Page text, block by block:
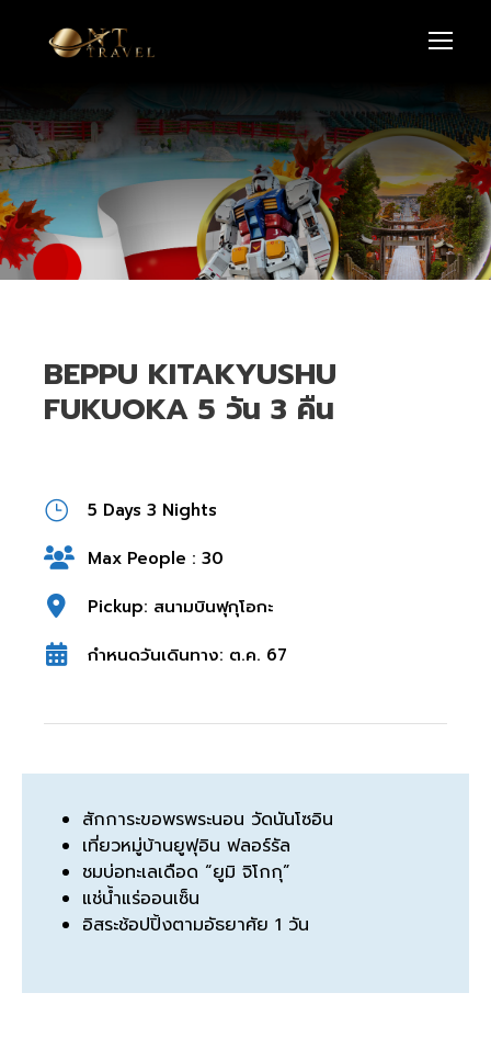
BEPPU KITAKYUSHU
FUKUOKA 5 วัน 3 คืน
5 Days 3 Nights
Max People : 30
Pickup: สนามบินฟุกุโอกะ
กำหนดวันเดินทาง: ต.ค. 67
สักการะขอพรพระนอน วัดนันโซอิน
เที่ยวหมู่บ้านยูฟุอิน ฟลอร์รัล
ชมบ่อทะเลเดือด “ยูมิ จิโกกุ”
แช่น้ำแร่ออนเซ็น
อิสระช้อปปิ้งตามอัธยาศัย 1 วัน